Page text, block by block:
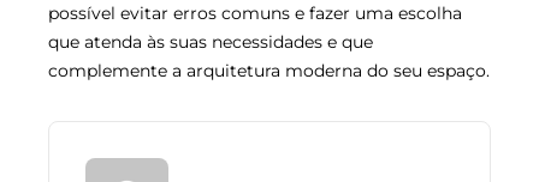
possível evitar erros comuns e fazer uma escolha
que atenda às suas necessidades e que
complemente a arquitetura moderna do seu espaço.